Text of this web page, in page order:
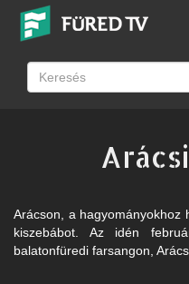
Arácson, a hagyományokhoz
kiszebábot. Az idén
balatonfüredi farsangon,